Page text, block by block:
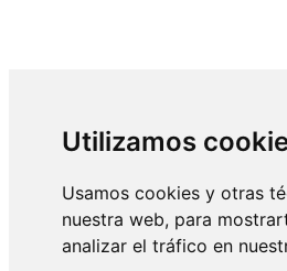
Utilizamos
Usamos cookies y otras
nuestra web, para
analizar el tráfico en